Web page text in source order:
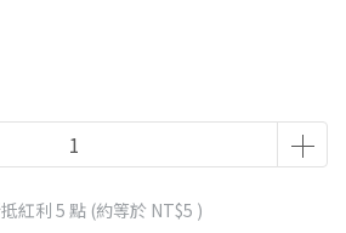
紅利 5 點 (約等於 NT$5 )